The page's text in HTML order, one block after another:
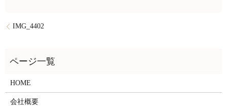
IMG_4402
HOME
会社概要